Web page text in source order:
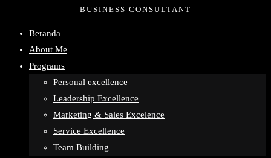
BUSINESS CONSULTANT
Beranda
About Me
Programs
Personal excellence
Leadership Excellence
Marketing & Sales Excelence
Service Excellence
Team Building